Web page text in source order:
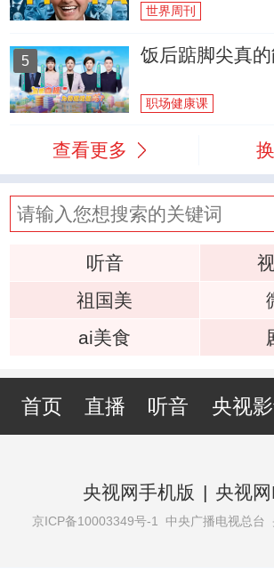
世界周刊
5 饭后踮脚尖真
职场健康课
查看更多
听音
祖国美
ai美食
首页 直播 听音 央视
央视网手机版 | 央视
京ICP备10003349号-1 中央广播电视总台